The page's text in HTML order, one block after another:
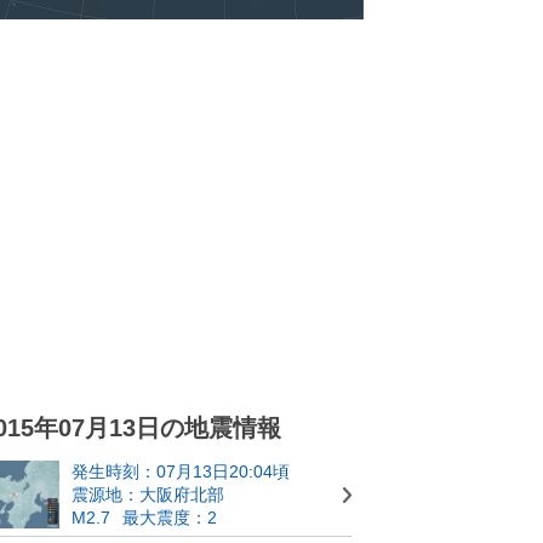
年07月13日の地震情報
発生時刻：07月13日20:04頃
震源地：大阪府北部
M2.7
最大震度：2